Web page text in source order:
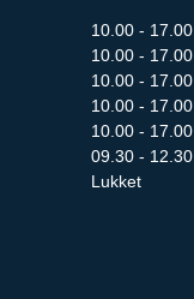
10.00 - 17.00
10.00 - 17.00
10.00 - 17.00
10.00 - 17.00
10.00 - 17.00
09.30 - 12.30
Lukket